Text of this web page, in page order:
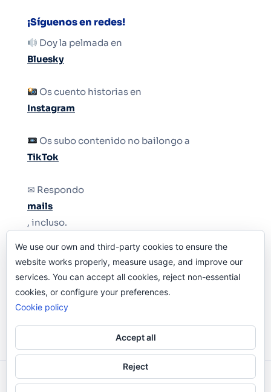
¡Síguenos en redes!
Doy la pelmada en
Bluesky
Os cuento historias en
Instagram
Os subo contenido no bailongo a
TikTok
✉ Respondo
mails
, incluso.
Y si una persona no puede tener teléfono, que
le quiten el teléfono.
Odi O'Malley © 2016-2025. Todos Los Derechos
We use our own and third-party cookies to ensure the
website works properly, measure usage, and improve our
services. You can accept all cookies, reject non-essential
cookies, or configure your preferences.
Cookie policy
Accept all
Reject